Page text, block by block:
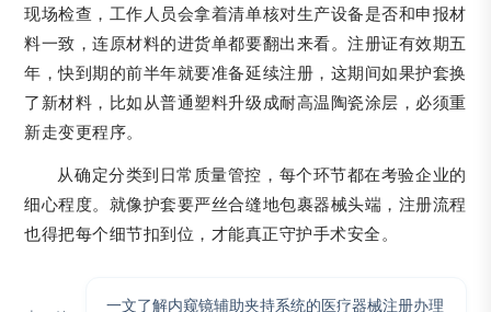
现场检查，工作人员会拿着清单核对生产设备是否和申报材
料一致，连原材料的进货单都要翻出来看。注册证有效期五
年，快到期的前半年就要准备延续注册，这期间如果护套换
了新材料，比如从普通塑料升级成耐高温陶瓷涂层，必须重
新走变更程序。
从确定分类到日常质量管控，每个环节都在考验企业的
细心程度。就像护套要严丝合缝地包裹器械头端，注册流程
也得把每个细节扣到位，才能真正守护手术安全。
一文了解内窥镜辅助夹持系统的医疗器械注册办理